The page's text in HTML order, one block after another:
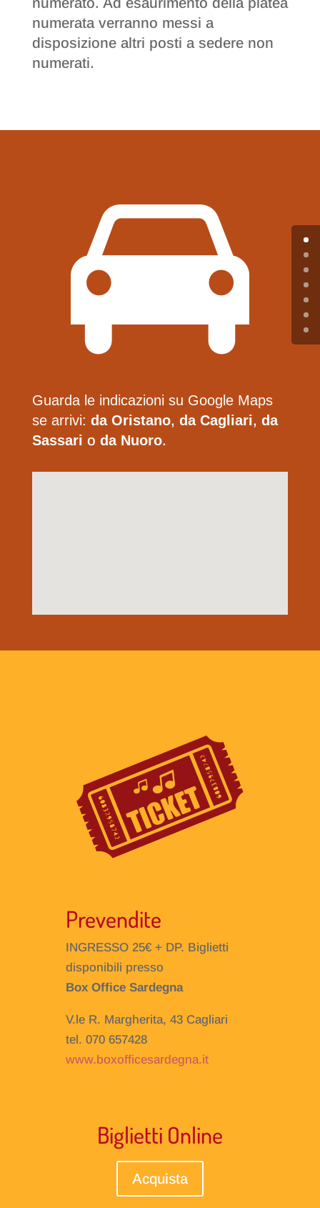
numerato. Ad esaurimento della platea
numerata verranno messi a
disposizione altri posti a sedere non
numerati.
Guarda le indicazioni su Google Maps
se arrivi: da Oristano, da Cagliari, da
Sassari o da Nuoro.
Prevendite
INGRESSO 25€ + DP. Biglietti
disponibili presso
Box Office Sardegna
V.le R. Margherita, 43 Cagliari
tel. 070 657428
www.boxofficesardegna.it
Biglietti Online
Acquista